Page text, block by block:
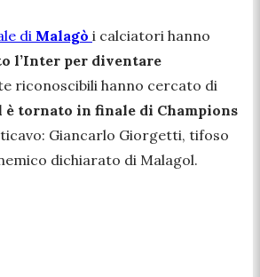
di Malagò i calciatori hanno
l’Inter per diventare
riconoscibili hanno cercato di
è tornato in finale di Champions
Giancarlo Giorgetti, tifoso
dichiarato di Malagol.